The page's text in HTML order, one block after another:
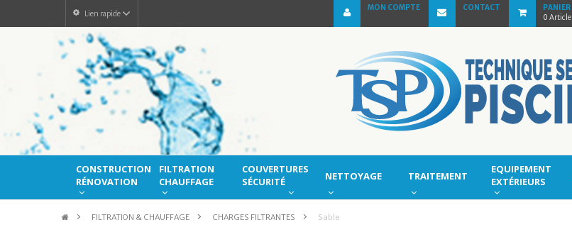
MON COMPTE CONTACT
PANIER
0 Article
Lien rapide
CONSTRUCTION
RÉNOVATION
FILTRATION
CHAUFFAGE
COUVERTURES
SÉCURITÉ
NETTOYAGE TRAITEMENT
EQUIPEMENT
EXTÉRIEURS
> FILTRATION & CHAUFFAGE > CHARGES FILTRANTES > Sable